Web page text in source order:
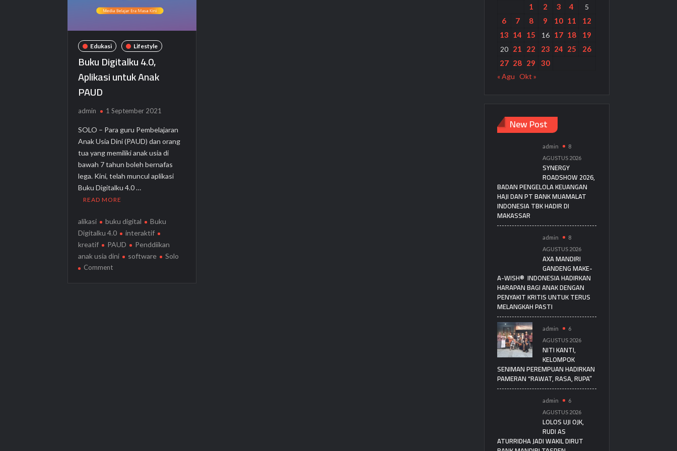
Edukasi Lifestyle
Buku Digitalku 4.0,
Aplikasi untuk Anak
PAUD
admin 1 September 2021
SOLO – Para guru Pembelajaran
Anak Usia Dini (PAUD) dan orang
tua yang memiliki anak usia di
bawah 7 tahun boleh bernafas
lega. Kini, telah muncul aplikasi
Buku Digitalku 4.0 …
READ MORE
alikasi buku digital
Buku
Digitalku 4.0
interaktif
kreatif
PAUD
Penddiikan
anak usia dini
software Solo
Commenton
1 2 3 4 5
6 7 8 9 10 11
12
13 14 15 16 17 18 19
20 21 22 23 24 25
26
27 28 29 30
« Agu Okt »
New Post
admin
8
AGUSTUS 2026
SYNERGY
ROADSHOW 2026,
BADAN PENGELOLA KEUANGAN
HAJI DAN PT BANK MUAMALAT
INDONESIA TBK HADIR DI
MAKASSAR
admin
8
AGUSTUS 2026
AXA MANDIRI
GANDENG MAKE-
A-WISH® INDONESIA HADIRKAN
HARAPAN BAGI ANAK DENGAN
PENYAKIT KRITIS UNTUK TERUS
MELANGKAH PASTI
admin
6
AGUSTUS 2026
NITI KANTI,
KELOMPOK
SENIMAN PEREMPUAN HADIRKAN
PAMERAN “RAWAT, RASA, RUPA”
admin
6
AGUSTUS 2026
LOLOS UJI OJK,
RUDI AS
ATURRIDHA JADI WAKIL DIRUT